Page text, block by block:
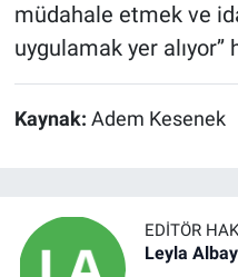
müdahale etmek ve
uygulamak yer alıyor’’
Kaynak: Adem Kesenek
EDITÖR
Leyla